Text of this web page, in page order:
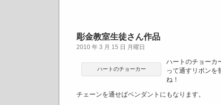
彫金教室生徒さん作品
2010 年 3 月 15 日 月曜日
ハートのチョーカー
ハートのチョーカ
って通すリボンを
ね！
チェーンを通せばペンダントにもなります。